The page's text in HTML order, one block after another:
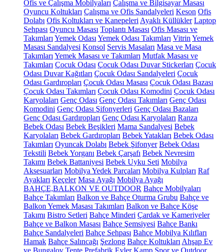
Ofis ve Çalışma Mobilyaları Çalışma ve Bilgisayar Masası
Oyuncu Koltukları Çalışma ve Ofis Sandalyeleri Keson Ofis
Dolabı Ofis Koltukları ve Kanepeleri Ayaklı Küllükler Laptop
Sehpası Oyuncu Masası Toplantı Masası Ofis Masası ve
Takımları Yemek Odası Yemek Odası Takımları Vitrin Yemek
Masası Sandalyesi Konsol Servis Masaları Masa ve Masa
Takımları Yemek Masası ve Takımları Mutfak Masası ve
Takımları Çocuk Odası Çocuk Odası Duvar Stickerları Çocuk
Odası Duvar Kağıtları Çocuk Odası Sandalyeleri Çocuk
Odası Gardıropları Çocuk Odası Masası Çocuk Odası Bazası
Çocuk Odası Takımları Çocuk Odası Komodini Çocuk Odası
Karyolaları Genç Odası Genç Odası Takımları Genç Odası
Komodini Genç Odası Şifonyerleri Genç Odası Bazaları
Genç Odası Gardıropları Genç Odası Karyolaları Ranza
Bebek Odası Bebek Beşikleri Mama Sandalyesi Bebek
Karyolaları Bebek Gardıropları Bebek Yatakları Bebek Odası
Takımları Oyuncak Dolabı Bebek Şifonyer Bebek Odası
Tekstili Bebek Yorganı Bebek Çarşafı Bebek Nevresim
Takımı Bebek Battaniyesi Bebek Uyku Seti Mobilya
Aksesuarları Mobilya Yedek Parçaları Mobilya Kulpları Raf
Ayakları Keçeler Masa Ayağı Mobilya Ayağı
BAHÇE,BALKON VE OUTDOOR Bahçe Mobilyaları
Bahçe Takımları Balkon ve Bahçe Oturma Grubu Bahçe ve
Balkon Yemek Masası Takımları Balkon ve Bahçe Köşe
Takımı Bistro Setleri Bahçe Minderi Çardak ve Kameriyeler
Bahçe ve Balkon Masası Bahçe Şemsiyesi Bahçe Bankı
Bahçe Sandalyeleri Bahçe Sehpası Bahçe Mobilya Kılıfları
Hamak Bahçe Salıncağı Şezlong Bahçe Koltukları Ahşap Ev
ve Bungalov Tente Prefabrik Evler Kamp Spor ve Outdoor